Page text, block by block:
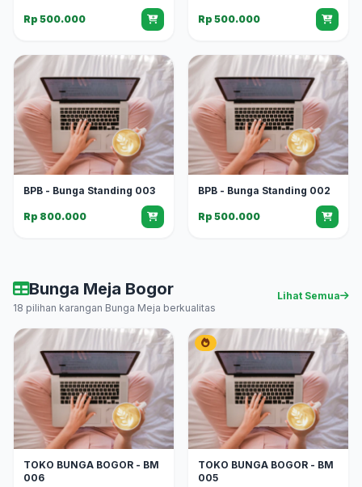
Rp 500.000 Rp 500.000
BPB - Bunga Standing 003
Rp 800.000
BPB - Bunga Standing 002
Rp 500.000
Bunga Meja Bogor
18 pilihan karangan Bunga Meja berkualitas
Lihat Semua
TOKO BUNGA BOGOR - BM
006
TOKO BUNGA BOGOR - BM
005